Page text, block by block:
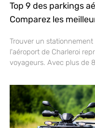
Top 9 des parkings
Comparez les
Trouver un
l'aéroport de Charleroi
voyageurs. Avec plus de